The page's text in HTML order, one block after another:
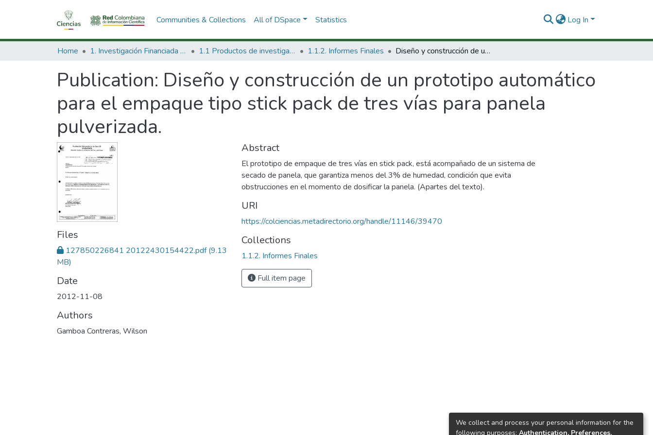
Communities & Collections All of DSpace Statistics Log In
Home 1. Investigación Financiada con Recursos Públicos 1.1 Productos de investigación 1.1.2. Informes Finales Diseño y construcción de un prototipo automático para el empaque tipo stick pack de tres vías para panela pulverizada.
Publication: Diseño y construcción de un prototipo automático
para el empaque tipo stick pack de tres vías para panela
pulverizada.
Files
127850226841 20122430154422.pdf(9.13
MB)
Date
2012-11-08
Authors
Gamboa Contreras, Wilson
Abstract
El prototipo de empaque de tres vías en stick pack, está acompañado de un sistema de
secado de panela, que garantiza menos del 3% de humedad, condición que evita
obstrucciones en el momento de dosificar la panela. (Apartes del texto).
URI
https://colciencias.metadirectorio.org/handle/11146/39470
Collections
1.1.2. Informes Finales
Full item page
We collect and process your personal information for the
following purposes: Authentication, Preferences,